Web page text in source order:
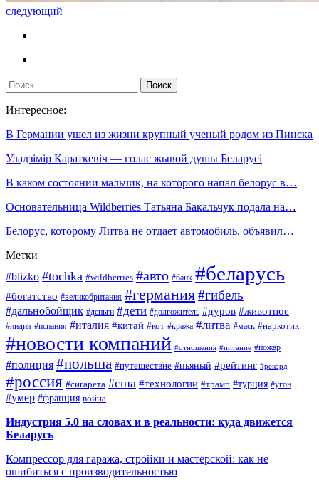
следующий
Интересное:
В Германии ушел из жизни крупный ученый родом из Пинска
Уладзімір Караткевіч — голас жывой душы Беларусі
В каком состоянии мальчик, на которого напал белорус в…
Основательница Wildberries Татьяна Бакальчук подала на…
Белорус, которому Литва не отдает автомобиль, объявил…
Метки
#blizko #tochka #wildberries #авто #банк #беларусь
#богатство #великобритания #германия#гибель
#дальнобойщик #деньги #дети #долгожитель #дуров #животное
#индия #испания #италия #китай #кот #кража #литва #маск #наркотик
#новости компаний #отношения #питание #пожар
#полиция #польша #путешествие #пьяный #рейтинг #рекорд
#россия #сигарета #сша #технологии #трамп #турция #угон
#умер #франция война
Индустрия 5.0 на словах и в реальности: куда движется
Беларусь
Компрессор для гаража, стройки и мастерской: как не
ошибиться с производительностью